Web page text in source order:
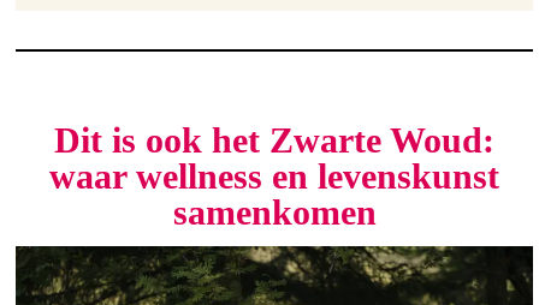
Dit is ook het Zwarte Woud:
waar wellness en levenskunst
samenkomen